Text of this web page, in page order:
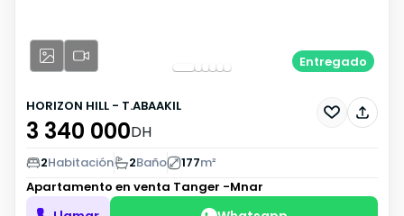
Entregado
HORIZON HILL - T.ABAAKIL
3 340 000DH
2Habitación 2Baño 177m²
Apartamento en venta Tanger -Mnar